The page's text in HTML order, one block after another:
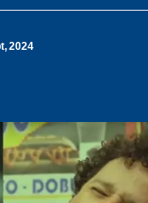
2024